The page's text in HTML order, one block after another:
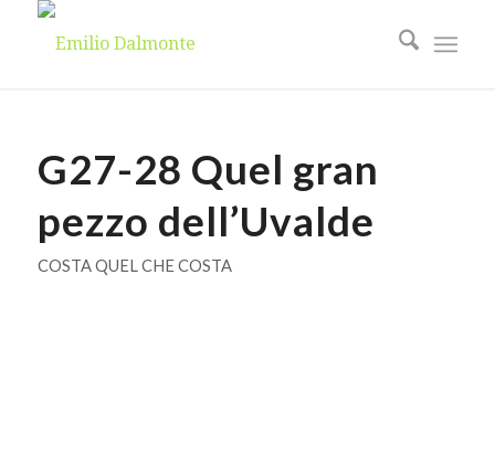
G27-28 Quel gran
pezzo dell’Uvalde
COSTA QUEL CHE COSTA